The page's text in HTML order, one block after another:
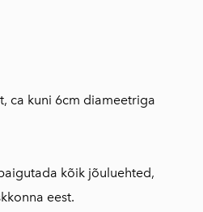
ca kuni 6cm diameetriga
kõik jõuluehted,
eest.